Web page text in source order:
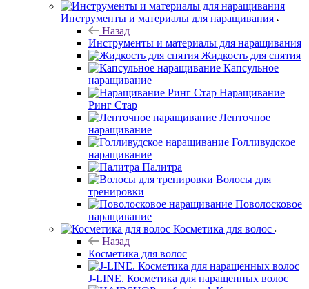
Инструменты и материалы для наращивания
Назад
Инструменты и материалы для наращивания
Жидкость для снятия
Капсульное
наращивание
Наращивание
Ринг Стар
Ленточное
наращивание
Голливудское
наращивание
Палитра
Волосы для
тренировки
Поволосковое
наращивание
Косметика для волос
Назад
Косметика для волос
J-LINE. Косметика для наращенных волос